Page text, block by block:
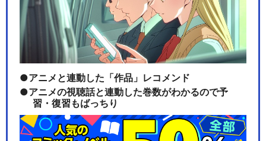
アニメと連動した「作品」レコメンド
アニメの視聴話と連動した巻数がわかるので予
習・復習もばっちり